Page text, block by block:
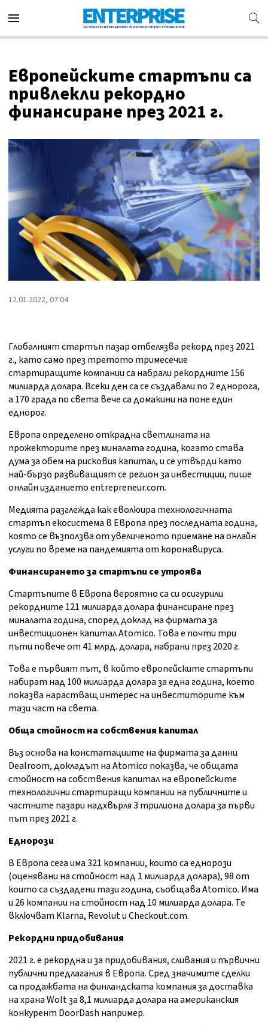
Европейските стартъпи са
привлекли рекордно
финансиране през 2021 г.
12.01.2022, 07:04
Глобалният стартъп пазар отбелязва рекорд през 2021
г., като само през третото тримесечие
стартиращите компании са набрали рекордните 156
милиарда долара. Всеки ден са се създавали по 2 еднорога,
а 170 града по света вече са домакини на поне един
еднорог.
Европа определено открадна светлината на
прожекторите през миналата година, когато става
дума за обем на рисковия капитал, и се утвърди като
най-бързо развиващият се регион за инвестиции, пише
онлайн изданието entrepreneur.com.
Медията разглежда как еволюира технологичната
стартъп екосистема в Европа през последната година,
която се възползва от увеличеното приемане на онлайн
услуги по време на пандемията от коронавируса.
Финансирането за стартъпи се утроява
Стартъпите в Европа вероятно са си осигурили
рекордните 121 милиарда долара финансиране през
миналата година, според доклад на фирмата за
инвестиционен капитал Atomico. Това е почти три
пъти повече от 41 млрд. долара, набрани през 2020 г.
Това е първият път, в който европейските стартъпи
набират над 100 милиарда долара за една година, което
показва нарастващ интерес на инвеститорите към
тази част на света.
Обща стойност на собствения капитал
Въз основа на констатациите на фирмата за данни
Dealroom, докладът на Atomico показва, че общата
стойност на собствения капитал на европейските
технологични стартиращи компании на публичните и
частните пазари надхвърля 3 трилиона долара за първи
път през 2021 г.
Еднорози
В Европа сега има 321 компании, които са еднорози
(оценявани на стойност над 1 милиарда долара), 98 от
които са създадени тази година, съобщава Atomico. Има
и 26 компании на стойност над 10 милиарда долара. Те
включват Klarna, Revolut и Checkout.com.
Рекордни придобивания
2021 г. е рекордна и за придобивания, сливания и първични
публични предлагания в Европа. Сред значимите сделки
са продажбата на финландската компания за доставка
на храна Wolt за 8,1 милиарда долара на американския
конкурент DoorDash например.